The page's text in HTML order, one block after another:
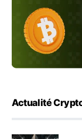
Actualité